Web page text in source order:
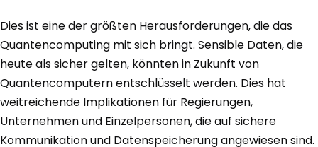
Dies ist eine der größten Herausforderungen, die das
Quantencomputing mit sich bringt. Sensible Daten, die
heute als sicher gelten, könnten in Zukunft von
Quantencomputern entschlüsselt werden. Dies hat
weitreichende Implikationen für Regierungen,
Unternehmen und Einzelpersonen, die auf sichere
Kommunikation und Datenspeicherung angewiesen sind.